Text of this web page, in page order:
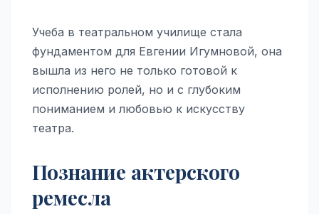
Учеба в театральном училище стала
фундаментом для Евгении Игумновой, она
вышла из него не только готовой к
исполнению ролей, но и с глубоким
пониманием и любовью к искусству
театра.
Познание актерского
ремесла